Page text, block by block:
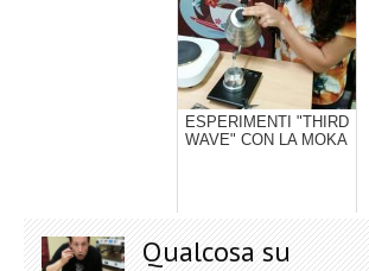
ESPERIMENTI "THIRD
WAVE" CON LA MOKA
Qualcosa su